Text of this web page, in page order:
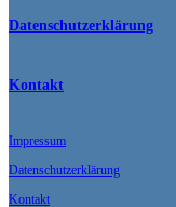
Datenschutzerklärung
Kontakt
Impressum
Datenschutzerklärung
Kontakt